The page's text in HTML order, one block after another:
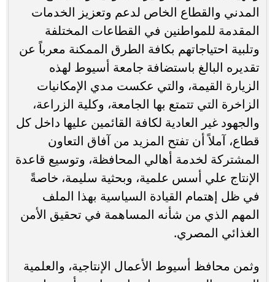
المدني والقطاع الخاص لدعم وتعزيز الخدمات
المقدمة للمواطنين في القطاعات المختلفة
وتلبية احتياجاتهم بكافة الطرق الممكنة معرباً عن
تقديره البالغ باستضافة جامعة أسيوط لهذه
الزيارة القيمة، والتي عكست مدي الإمكانيات
الزاخرة التي تتمتع بها الجامعة، وكلية الزراعة،
والجهود غير العادية لكافة القائمين عليها داخل كل
قطاع، آملاً أن تفتح المزيد من آفاق التعاون
المشتركة لخدمة أهالي المحافظة، وتوسيع قاعدة
الإنتاج علي أسس علمية، وبحثية سليمة، خاصةً
في ظل إهتمام القيادة السياسية بهذا الملف
المهم الذي من شأنه المساهمة في تحقيق الأمن
الغذائي المصري.
وثمن محافظ أسيوط الأعمال الإنتاجية، والعلمية